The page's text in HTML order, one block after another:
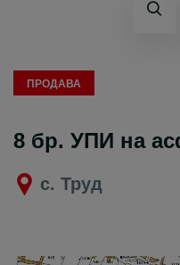
ПРОДАВА
8 бр. УПИ на
с. Труд